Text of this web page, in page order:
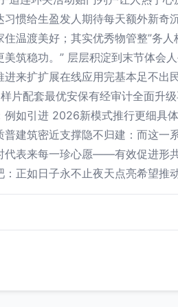
惯给生盈发人期待每天额外新奇
温渡美好；其实优秀物管整”务
稳功。” 层层积淀到末节体会
来扩扩展在线应用完基本足不出
片配套最优安保有经审计全面升
如引进 2026新模式推行更细具
建筑密近支撑隐不归建：而这
表来每一珍心愿——有效促进形
正如日子永不止夜天点亮希望推